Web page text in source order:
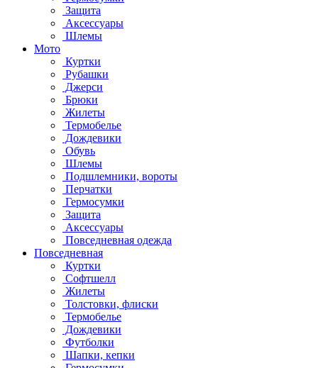
Защита
Аксессуары
Шлемы
Мото
Куртки
Рубашки
Джерси
Брюки
Жилеты
Термобелье
Дождевики
Обувь
Шлемы
Подшлемники, вороты
Перчатки
Гермосумки
Защита
Аксессуары
Повседневная одежда
Повседневная
Куртки
Софтшелл
Жилеты
Толстовки, флиски
Термобелье
Дождевики
Футболки
Шапки, кепки